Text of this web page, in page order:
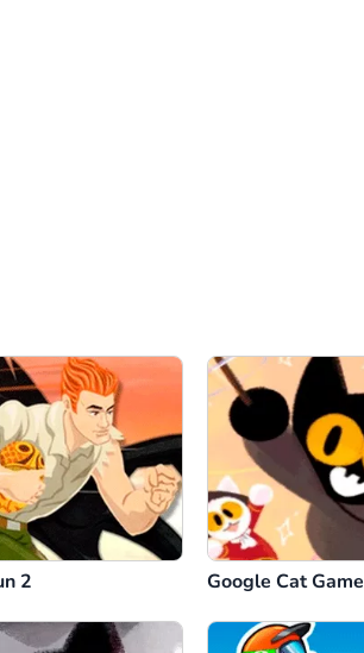
2 Google Cat Game